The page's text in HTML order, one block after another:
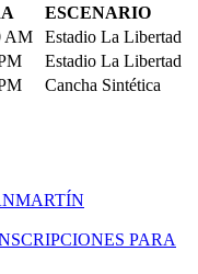
ESCENARIO
AM
Estadio La Libertad
Estadio La Libertad
Cancha Sintética
PARA